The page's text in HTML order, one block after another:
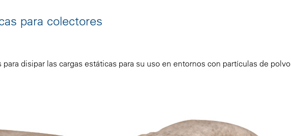
para colectores
disipar las cargas estáticas para su uso en entornos con partículas de polvo